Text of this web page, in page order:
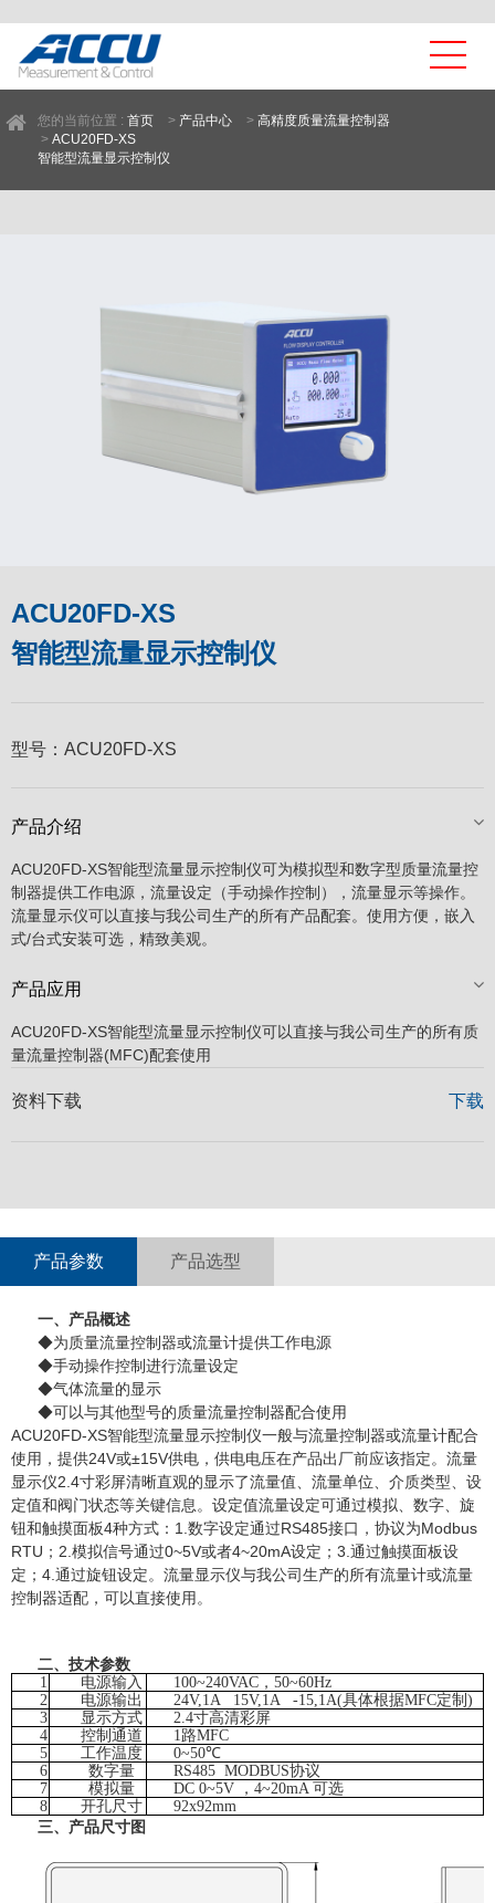
您的当前位置 : 首页 > 产品中心 > 高精度质量流量控制器
> ACU20FD-XS
智能型流量显示控制仪
ACU20FD-XS
智能型流量显示控制仪
型号： ACU20FD-XS
产品介绍
ACU20FD-XS智能型流量显示控制仪可为模拟型和数字型质量流量控
制器提供工作电源，流量设定（手动操作控制），流量显示等操作。
流量显示仪可以直接与我公司生产的所有产品配套。使用方便，嵌入
式/台式安装可选，精致美观。
产品应用
ACU20FD-XS智能型流量显示控制仪可以直接与我公司生产的所有质
量流量控制器(MFC)配套使用
资料下载 下载
产品参数 产品选型
一、产品概述
◆为质量流量控制器或流量计提供工作电源
◆手动操作控制进行流量设定
◆气体流量的显示
◆可以与其他型号的质量流量控制器配合使用
ACU20FD-XS智能型流量显示控制仪一般与流量控制器或流量计配合
使用，提供24V或±15V供电，供电电压在产品出厂前应该指定。流量
显示仪2.4寸彩屏清晰直观的显示了流量值、流量单位、介质类型、设
定值和阀门状态等关键信息。设定值流量设定可通过模拟、数字、旋
钮和触摸面板4种方式：1.数字设定通过RS485接口，协议为Modbus
RTU；2.模拟信号通过0~5V或者4~20mA设定；3.通过触摸面板设
定；4.通过旋钮设定。流量显示仪与我公司生产的所有流量计或流量
控制器适配，可以直接使用。
二、技术参数
1
电源输入 100~240VAC，50~60Hz
2
电源输出
24V,1A 15V,1A -15,1A(具体根据MFC定制)
3
显示方式
2.4寸高清彩屏
4
控制通道
1路MFC
5
工作温度 0~50℃
6
数字量
RS485 MODBUS协议
7
模拟量
DC 0~5V ，4~20mA 可选
8
开孔尺寸
92x92mm
三、产品尺寸图